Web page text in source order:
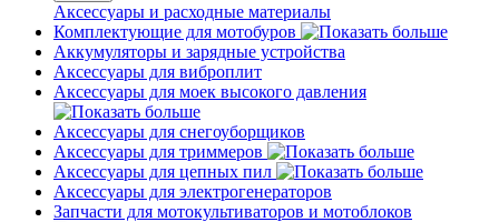
Аксессуары и расходные материалы
Комплектующие для мотобуров
Аккумуляторы и зарядные устройства
Аксессуары для виброплит
Аксессуары для моек высокого давления
Аксессуары для снегоуборщиков
Аксессуары для триммеров
Аксессуары для цепных пил
Аксессуары для электрогенераторов
Запчасти для мотокультиваторов и мотоблоков